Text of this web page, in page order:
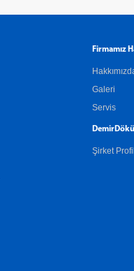
Firmamız
Galeri
Servis
Şirket